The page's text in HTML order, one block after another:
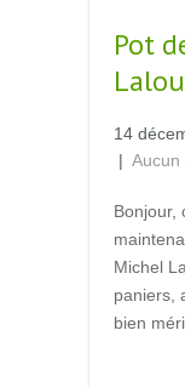
Pot
14
| Aucun
Bonjour,
Michel
paniers,
bien